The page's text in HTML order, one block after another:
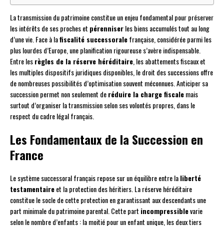
La transmission du patrimoine constitue un enjeu fondamental pour préserver
les intérêts de ses proches et pérenniserles biens accumulés tout au long
d’une vie. Face à lafiscalité successoralefrançaise, considérée parmi les
plus lourdes d’Europe, une planification rigoureuse s’avère indispensable.
Entre lesrègles de la réserve héréditaire, les abattements fiscaux et
les multiples dispositifs juridiques disponibles, le droit des successions offre
de nombreuses possibilités d’optimisation souvent méconnues. Anticiper sa
succession permet non seulement deréduire la charge fiscalemais
surtout d’organiser la transmission selon ses volontés propres, dans le
respect du cadre légal français.
Les Fondamentaux de la Succession en
France
Le système successoral français repose sur un équilibre entre laliberté
testamentaireet la protection des héritiers. La réserve héréditaire
constitue le socle de cette protection en garantissant aux descendants une
part minimale du patrimoine parental. Cette part incompressiblevarie
selon le nombre d’enfants : la moitié pour un enfant unique, les deux tiers